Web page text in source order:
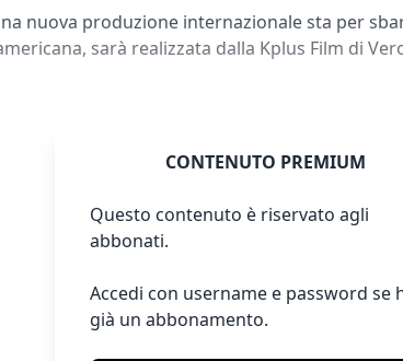
nuova produzione internazionale sta per
sarà realizzata dalla Kplus Film di
CONTENUTO PREMIUM
Questo contenuto è riservato agli
abbonati.
Accedi con username e password se
già un abbonamento.